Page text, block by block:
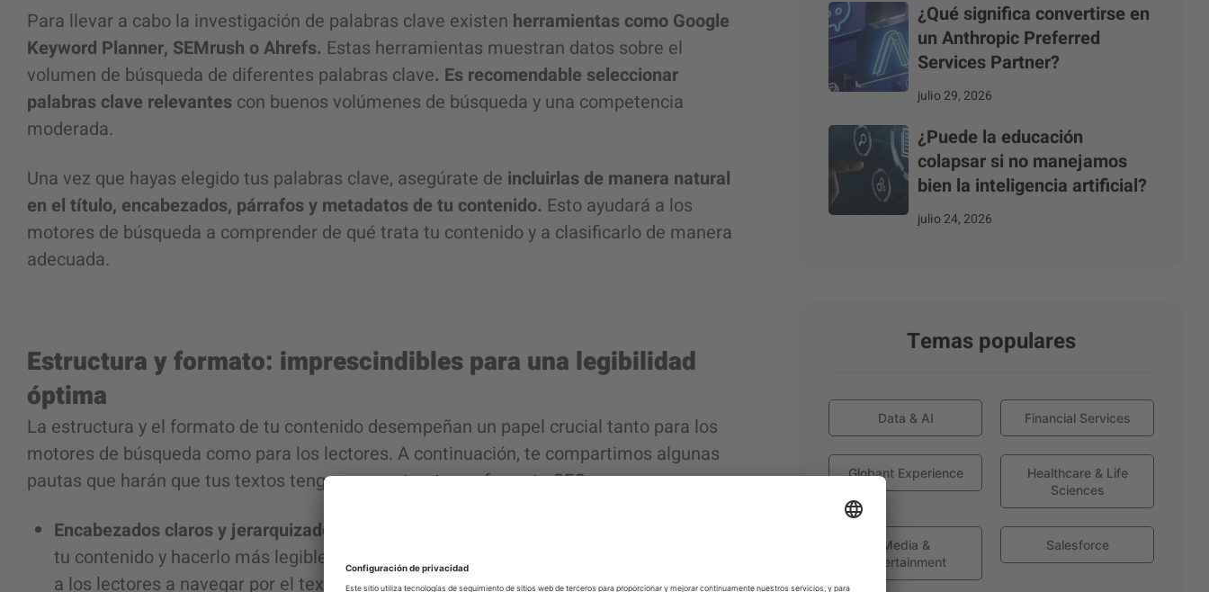
Para llevar a cabo la investigación de palabras clave existen herramientas como Google
Keyword Planner, SEMrush o Ahrefs. Estas herramientas muestran datos sobre el
volumen de búsqueda de diferentes palabras clave. Es recomendable seleccionar
palabras clave relevantes con buenos volúmenes de búsqueda y una competencia
moderada.
Una vez que hayas elegido tus palabras clave, asegúrate de incluirlas de manera natural
en el título, encabezados, párrafos y metadatos de tu contenido. Esto ayudará a los
motores de búsqueda a comprender de qué trata tu contenido y a clasificarlo de manera
adecuada.
Estructura y formato: imprescindibles para una legibilidad
óptima
La estructura y el formato de tu contenido desempeñan un papel crucial tanto para los
motores de búsqueda como para los lectores. A continuación, te compartimos algunas
pautas que harán que tus textos tengan una estructura y formato SEO:
Encabezados claros y jerarquizados:
tu contenido y hacerlo más legible. Los encabezados deben ser descriptivos y ayudar
a los lectores a navegar por el texto fácilmente.
¿Qué significa convertirse en
un Anthropic Preferred
Services Partner?
julio 29, 2026
¿Puede la educación
colapsar si no manejamos
bien la inteligencia artificial?
julio 24, 2026
Temas populares
Data & AI Financial Services
Globant Experience
Healthcare & Life
Sciences
Media &
Entertainment
Salesforce